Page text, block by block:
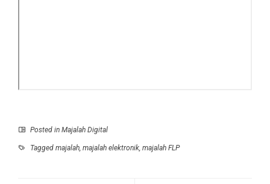
Posted in Majalah Digital
Tagged majalah, majalah elektronik, majalah FLP